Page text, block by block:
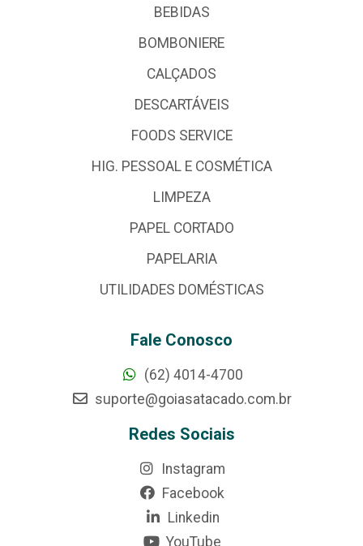
BEBIDAS
BOMBONIERE
CALÇADOS
DESCARTÁVEIS
FOODS SERVICE
HIG. PESSOAL E COSMÉTICA
LIMPEZA
PAPEL CORTADO
PAPELARIA
UTILIDADES DOMÉSTICAS
Fale Conosco
(62) 4014-4700
suporte@goiasatacado.com.br
Redes Sociais
Instagram
Facebook
Linkedin
YouTube